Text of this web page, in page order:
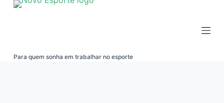
Pular
Para quem sonha em trabalhar no esporte